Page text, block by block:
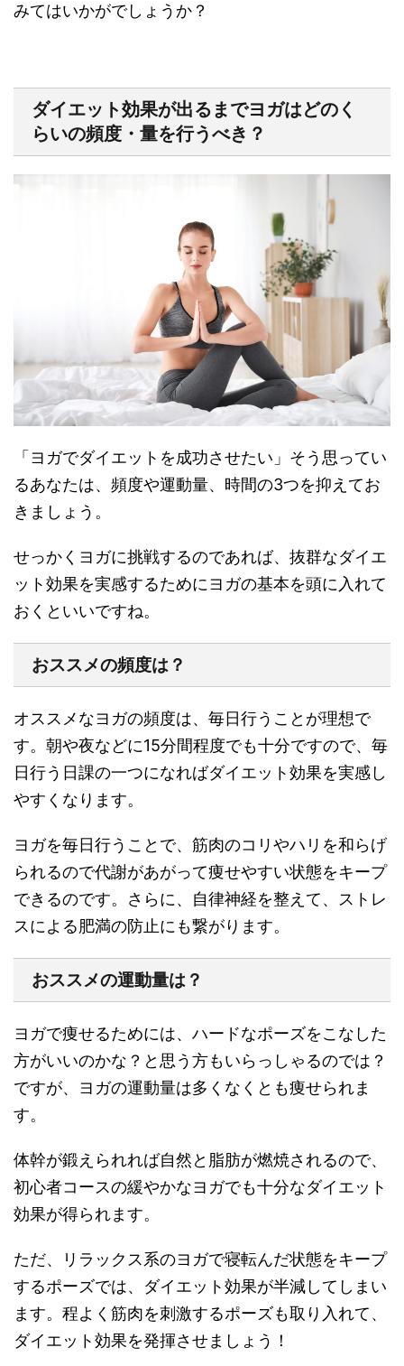
みてはいかがでしょうか？
ダイエット効果が出るまでヨガはどのく
らいの頻度・量を行うべき？
「ヨガでダイエットを成功させたい」そう思ってい
るあなたは、頻度や運動量、時間の3つを抑えてお
きましょう。
せっかくヨガに挑戦するのであれば、抜群なダイエ
ット効果を実感するためにヨガの基本を頭に入れて
おくといいですね。
おススメの頻度は？
オススメなヨガの頻度は、 毎日行うことが理想で
す。 朝や夜などに15分間程度でも十分ですので、毎
日行う日課の一つになればダイエット効果を実感し
やすくなります。
ヨガを毎日行うことで、筋肉のコリやハリを和らげ
られるので代謝があがって痩せやすい状態をキープ
できるのです。さらに、自律神経を整えて、
ストレ
スによる肥満の防止にも繋がります。
おススメの運動量は？
ヨガで痩せるためには、ハードなポーズをこなした
方がいいのかな？と思う方もいらっしゃるのでは？
ですが、ヨガの運動量は多くなくとも痩せられま
す。
体幹が鍛えられれば自然と脂肪が燃焼されるので、
初心者コースの緩やかなヨガでも十分なダイエット
効果が得られます。
ただ、リラックス系のヨガで寝転んだ状態をキープ
するポーズでは、ダイエット効果が半減してしまい
ます。 程よく筋肉を刺激するポーズも取り入れて、
ダイエット効果を発揮させましょう！